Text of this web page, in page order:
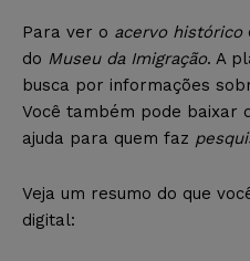
Para ver o acervo histórico
do Museu da Imigração. A
busca por informações
Você também pode baixar
ajuda para quem faz
Veja um resumo do que
digital: